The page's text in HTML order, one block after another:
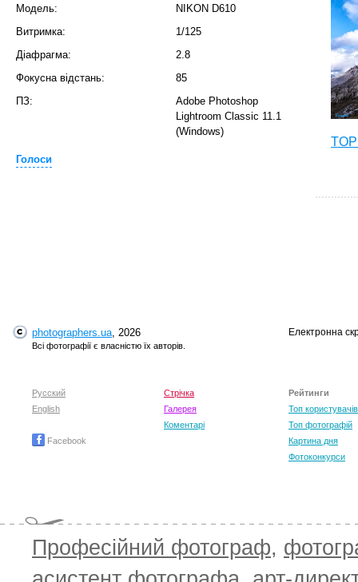
Модель:
NIKON D610
Витримка:
1/125
Діафрагма:
2.8
Фокусна відстань:
85
ПЗ:
Adobe Photoshop
Lightroom Classic 11.1
(Windows)
Голоси
photographers.ua, 2026
Всі фотографії є власністю їх авторів.
Електронна
Русский
English
Facebook
Стрічка
Галерея
Коментарі
Рейтинги
Топ користувачів
Топ фотографій
Картина дня
Фотоконкурси
Професійний фотограф,